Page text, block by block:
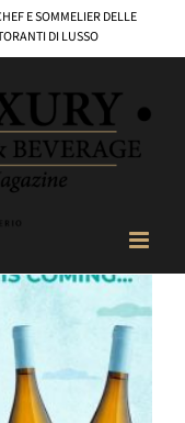
E SOMMELIER DELLE
DI LUSSO